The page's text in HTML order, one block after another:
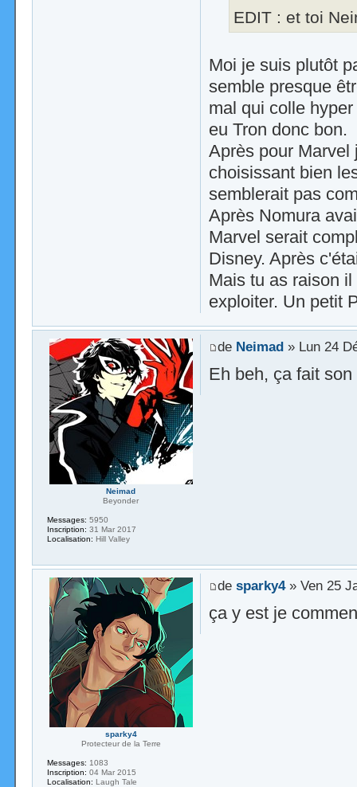
EDIT : et toi
Moi je suis plutôt
semble presque
mal qui colle
eu Tron donc bon.
Après pour Marvel
choisissant bien
semblerait pas
Après Nomura
Marvel serait
Disney. Après
Mais tu as raison
exploiter. Un petit
de Neimad » Lun 24
Eh beh, ça fait
Neimad
Beyonder
Messages: 5950
Inscription: 31 Mar 2017
Localisation: Hill Valley
de sparky4» Ven 25
ça y est je
sparky4
Protecteur de la Terre
Messages: 1083
Inscription: 04 Mar 2015
Localisation: Laugh Tale